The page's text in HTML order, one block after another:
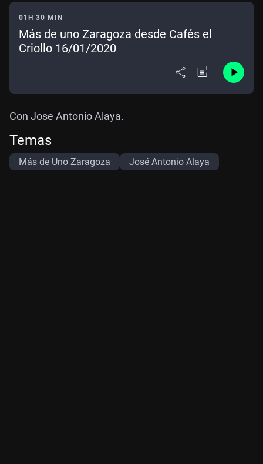
01H 30 MIN
Más de uno Zaragoza desde Cafés el
Criollo 16/01/2020
Con Jose Antonio Alaya.
Temas
Más de Uno Zaragoza José Antonio Alaya